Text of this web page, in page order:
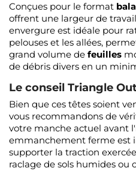
Conçues pour le format
offrent une largeur de
envergure est idéale pour
pelouses et les allées,
grand volume de feuilles
de débris divers en un
Le conseil Triangle
Bien que ces têtes soient
vous recommandons de
votre manche actuel avant
emmanchement ferme est
supporter la traction
raclage de sols humides ou